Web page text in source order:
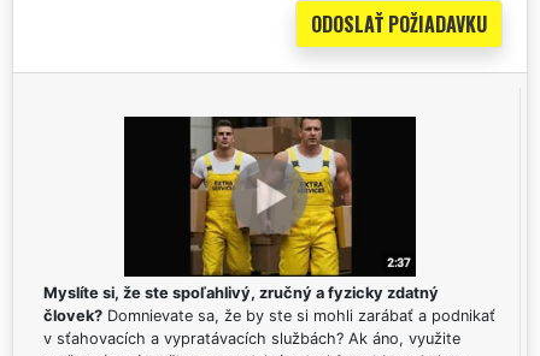
Myslíte si, že ste spoľahlivý, zručný a fyzicky zdatný
človek? Domnievate sa, že by ste si mohli zarábať a podnikať
v sťahovacích a vypratávacích službách? Ak áno, využite